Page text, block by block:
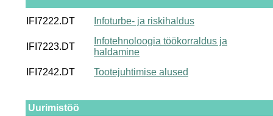
IFI7222.DT Infoturbe- ja riskihaldus
IFI7223.DT
Infotehnoloogia töökorraldus ja
haldamine
IFI7242.DT
Tootejuhtimise alused
Uurimistöö